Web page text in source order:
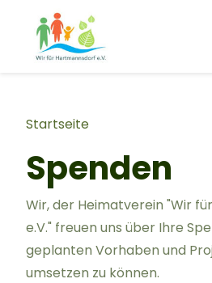
Direkt zum Inhalt
Startseite
Spenden
Wir, der Heimatverein "Wir
e.V." freuen uns über Ihre
geplanten Vorhaben und
umsetzen zu können.